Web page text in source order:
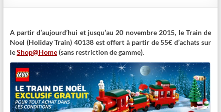
A partir d’aujourd’hui et jusqu’au 20 novembre 2015, le Train de
Noel (Holiday Train) 40138 est offert à partir de 55€ d’achats sur
leShop@Home(sans restriction de gamme).